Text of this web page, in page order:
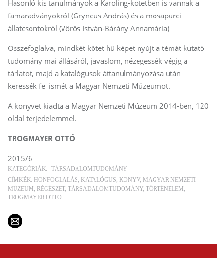
Hasonló kis tanulmányok a Karoling-kötetben is vannak a
famaradványokról (Gryneus András) és a mosapurci
állatcsontokról (Vörös István-Bárány Annamária).
Összefoglalva, mindkét kötet hű képet nyújt a témát kutató
tudomány mai állásáról, javaslom, nézegessék végig a
tárlatot, majd a katalógusok áttanulmányozása után
keressék fel ismét a Magyar Nemzeti Múzeumot.
A könyvet kiadta a Magyar Nemzeti Múzeum 2014-ben, 120
oldal terjedelemmel.
TROGMAYER OTTÓ
2015/6
KATEGÓRIÁK:
TÁRSADALOMTUDOMÁNY
CÍMKÉK: HONFOGLALÁS KATALÓGUS KÖNYV MAGYAR NEMZETI
MÚZEUM
RÉGÉSZET TÁRSADALOMTUDOMÁNY TÖRTÉNELEM
TROGMAYER OTTÓ